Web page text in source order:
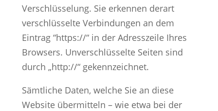
Verschlüsselung. Sie erkennen derart
verschlüsselte Verbindungen an dem
Eintrag “https://“ in der Adresszeile Ihres
Browsers. Unverschlüsselte Seiten sind
durch „http://“ gekennzeichnet.
Sämtliche Daten, welche Sie an diese
Website übermitteln – wie etwa bei der